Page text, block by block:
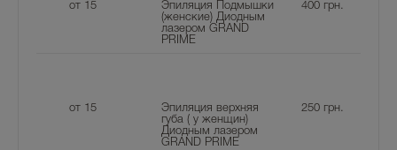
от 15
Эпиляция Подмышки
(женские) Диодным
лазером GRAND
PRIME
400грн.
от 15
Эпиляция верхняя
губа ( у женщин)
Диодным лазером
GRAND PRIME
250грн.